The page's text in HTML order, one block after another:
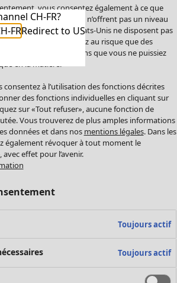
CH-FR?
FRRedirect to US
vous consentez également à ce que
Unis. Les États-Unis n’offrent pas un niveau
à celui de l’UE. Les États-Unis ne disposent pas
vous vous exposez au risque que des
personnel sans que vous ne puissiez
en la matière.
à l’utilisation des fonctions décrites
des fonctions individuelles en cliquant sur
sur «Tout refuser», aucune fonction de
Vous trouverez de plus amples informations
données et dans nos mentions légales. Dans les
également révoquer à tout moment le
effet pour l’avenir.
Toujours actif
Toujours actif